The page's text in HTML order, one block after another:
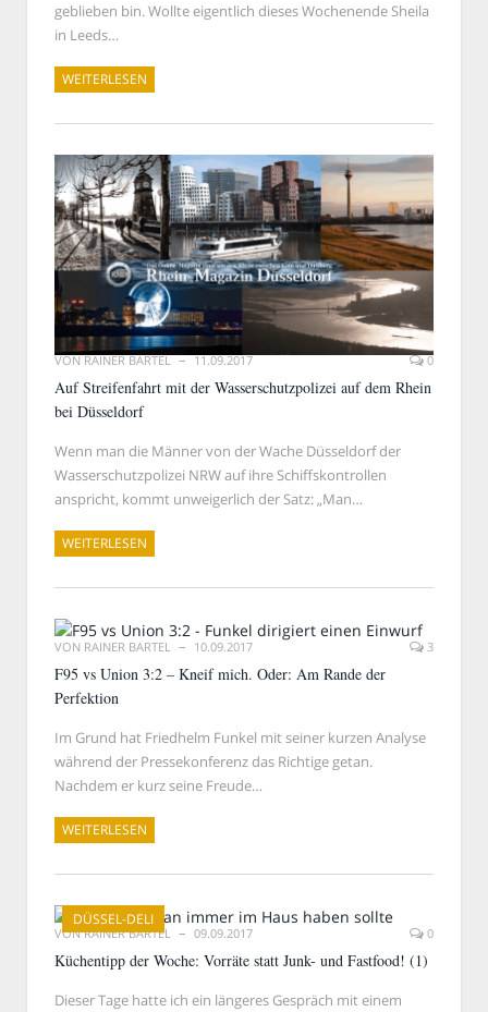
geblieben bin. Wollte eigentlich dieses Wochenende Sheila
in Leeds…
WEITERLESEN
VONRAINER BARTEL 11.09.2017 0
Auf Streifenfahrt mit der Wasserschutzpolizei auf dem Rhein
bei Düsseldorf
Wenn man die Männer von der Wache Düsseldorf der
Wasserschutzpolizei NRW auf ihre Schiffskontrollen
anspricht, kommt unweigerlich der Satz: „Man…
WEITERLESEN
VON RAINER BARTEL 10.09.2017 3
F95 vs Union 3:2 – Kneif mich. Oder: Am Rande der
Perfektion
Im Grund hat Friedhelm Funkel mit seiner kurzen Analyse
während der Pressekonferenz das Richtige getan.
Nachdem er kurz seine Freude…
WEITERLESEN
DÜSSEL-DELI
VONRAINER BARTEL 09.09.2017 0
Küchentipp der Woche: Vorräte statt Junk- und Fastfood! (1)
Dieser Tage hatte ich ein längeres Gespräch mit einem